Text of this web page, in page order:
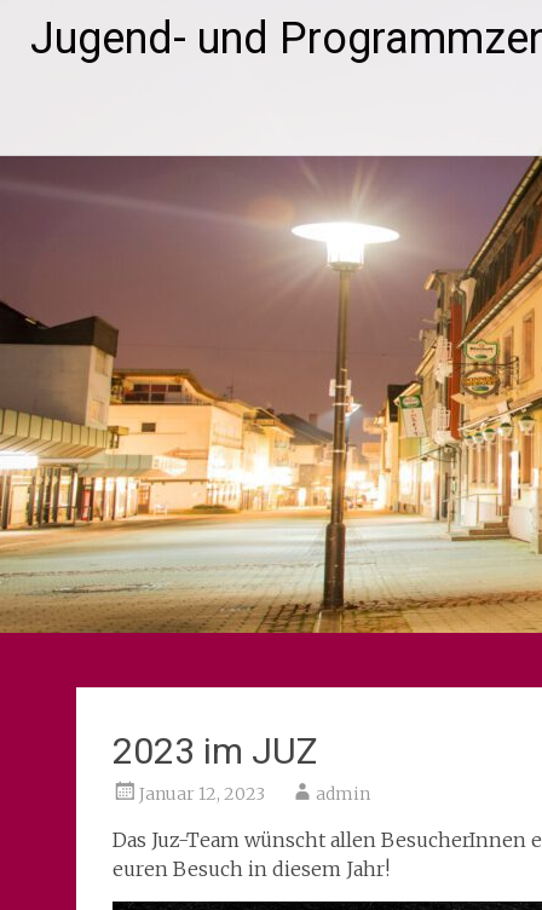
InhaltJugend- und
2023 im JUZ
Januar 12, 2023 admin
Das Juz-Team wünscht allen
euren Besuch in diesem Jahr!